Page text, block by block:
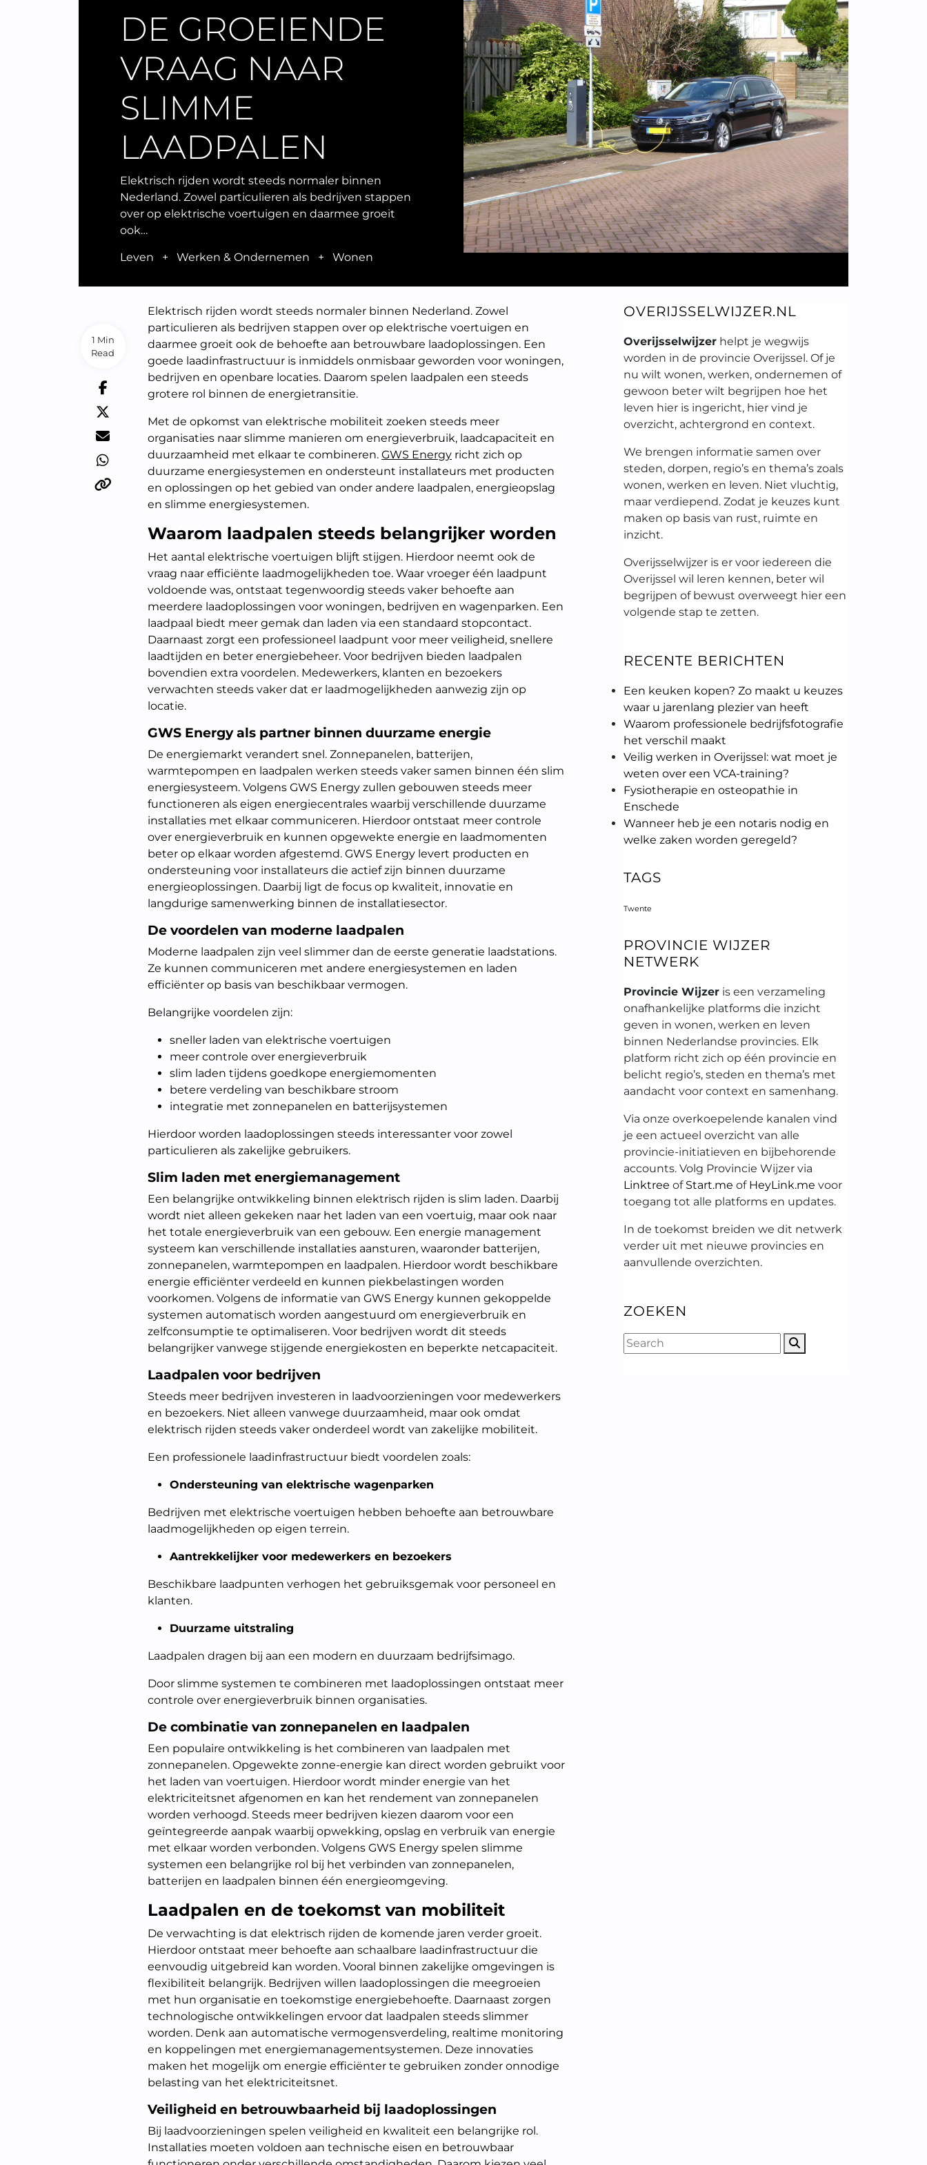
DE GROEIENDE
VRAAG NAAR
SLIMME
LAADPALEN
Elektrisch rijden wordt steeds normaler binnen
Nederland. Zowel particulieren als bedrijven stappen
over op elektrische voertuigen en daarmee groeit
ook…
Leven + Werken & Ondernemen + Wonen
1 Min
Read
Elektrisch rijden wordt steeds normaler binnen Nederland. Zowel
particulieren als bedrijven stappen over op elektrische voertuigen en
daarmee groeit ook de behoefte aan betrouwbare laadoplossingen. Een
goede laadinfrastructuur is inmiddels onmisbaar geworden voor woningen,
bedrijven en openbare locaties. Daarom spelen laadpalen een steeds
grotere rol binnen de energietransitie.
Met de opkomst van elektrische mobiliteit zoeken steeds meer
organisaties naar slimme manieren om energieverbruik, laadcapaciteit en
duurzaamheid met elkaar te combineren. GWS Energy richt zich op
duurzame energiesystemen en ondersteunt installateurs met producten
en oplossingen op het gebied van onder andere laadpalen, energieopslag
en slimme energiesystemen.
Waarom laadpalen steeds belangrijker worden
Het aantal elektrische voertuigen blijft stijgen. Hierdoor neemt ook de
vraag naar efficiënte laadmogelijkheden toe. Waar vroeger één laadpunt
voldoende was, ontstaat tegenwoordig steeds vaker behoefte aan
meerdere laadoplossingen voor woningen, bedrijven en wagenparken. Een
laadpaal biedt meer gemak dan laden via een standaard stopcontact.
Daarnaast zorgt een professioneel laadpunt voor meer veiligheid, snellere
laadtijden en beter energiebeheer. Voor bedrijven bieden laadpalen
bovendien extra voordelen. Medewerkers, klanten en bezoekers
verwachten steeds vaker dat er laadmogelijkheden aanwezig zijn op
locatie.
GWS Energy als partner binnen duurzame energie
De energiemarkt verandert snel. Zonnepanelen, batterijen,
warmtepompen en laadpalen werken steeds vaker samen binnen één slim
energiesysteem. Volgens GWS Energy zullen gebouwen steeds meer
functioneren als eigen energiecentrales waarbij verschillende duurzame
installaties met elkaar communiceren. Hierdoor ontstaat meer controle
over energieverbruik en kunnen opgewekte energie en laadmomenten
beter op elkaar worden afgestemd. GWS Energy levert producten en
ondersteuning voor installateurs die actief zijn binnen duurzame
energieoplossingen. Daarbij ligt de focus op kwaliteit, innovatie en
langdurige samenwerking binnen de installatiesector.
De voordelen van moderne laadpalen
Moderne laadpalen zijn veel slimmer dan de eerste generatie laadstations.
Ze kunnen communiceren met andere energiesystemen en laden
efficiënter op basis van beschikbaar vermogen.
Belangrijke voordelen zijn:
sneller laden van elektrische voertuigen
meer controle over energieverbruik
slim laden tijdens goedkope energiemomenten
betere verdeling van beschikbare stroom
integratie met zonnepanelen en batterijsystemen
Hierdoor worden laadoplossingen steeds interessanter voor zowel
particulieren als zakelijke gebruikers.
Slim laden met energiemanagement
Een belangrijke ontwikkeling binnen elektrisch rijden is slim laden. Daarbij
wordt niet alleen gekeken naar het laden van een voertuig, maar ook naar
het totale energieverbruik van een gebouw. Een energie management
systeem kan verschillende installaties aansturen, waaronder batterijen,
zonnepanelen, warmtepompen en laadpalen. Hierdoor wordt beschikbare
energie efficiënter verdeeld en kunnen piekbelastingen worden
voorkomen. Volgens de informatie van GWS Energy kunnen gekoppelde
systemen automatisch worden aangestuurd om energieverbruik en
zelfconsumptie te optimaliseren. Voor bedrijven wordt dit steeds
belangrijker vanwege stijgende energiekosten en beperkte netcapaciteit.
Laadpalen voor bedrijven
Steeds meer bedrijven investeren in laadvoorzieningen voor medewerkers
en bezoekers. Niet alleen vanwege duurzaamheid, maar ook omdat
elektrisch rijden steeds vaker onderdeel wordt van zakelijke mobiliteit.
Een professionele laadinfrastructuur biedt voordelen zoals:
Ondersteuning van elektrische wagenparken
Bedrijven met elektrische voertuigen hebben behoefte aan betrouwbare
laadmogelijkheden op eigen terrein.
Aantrekkelijker voor medewerkers en bezoekers
Beschikbare laadpunten verhogen het gebruiksgemak voor personeel en
klanten.
Duurzame uitstraling
Laadpalen dragen bij aan een modern en duurzaam bedrijfsimago.
Door slimme systemen te combineren met laadoplossingen ontstaat meer
controle over energieverbruik binnen organisaties.
De combinatie van zonnepanelen en laadpalen
Een populaire ontwikkeling is het combineren van laadpalen met
zonnepanelen. Opgewekte zonne-energie kan direct worden gebruikt voor
het laden van voertuigen. Hierdoor wordt minder energie van het
elektriciteitsnet afgenomen en kan het rendement van zonnepanelen
worden verhoogd. Steeds meer bedrijven kiezen daarom voor een
geïntegreerde aanpak waarbij opwekking, opslag en verbruik van energie
met elkaar worden verbonden. Volgens GWS Energy spelen slimme
systemen een belangrijke rol bij het verbinden van zonnepanelen,
batterijen en laadpalen binnen één energieomgeving.
Laadpalen en de toekomst van mobiliteit
De verwachting is dat elektrisch rijden de komende jaren verder groeit.
Hierdoor ontstaat meer behoefte aan schaalbare laadinfrastructuur die
eenvoudig uitgebreid kan worden. Vooral binnen zakelijke omgevingen is
flexibiliteit belangrijk. Bedrijven willen laadoplossingen die meegroeien
met hun organisatie en toekomstige energiebehoefte. Daarnaast zorgen
technologische ontwikkelingen ervoor dat laadpalen steeds slimmer
worden. Denk aan automatische vermogensverdeling, realtime monitoring
en koppelingen met energiemanagementsystemen. Deze innovaties
maken het mogelijk om energie efficiënter te gebruiken zonder onnodige
belasting van het elektriciteitsnet.
Veiligheid en betrouwbaarheid bij laadoplossingen
Bij laadvoorzieningen spelen veiligheid en kwaliteit een belangrijke rol.
Installaties moeten voldoen aan technische eisen en betrouwbaar
OVERIJSSELWIJZER.NL
Overijsselwijzer helpt je wegwijs
worden in de provincie Overijssel. Of je
nu wilt wonen, werken, ondernemen of
gewoon beter wilt begrijpen hoe het
leven hier is ingericht, hier vind je
overzicht, achtergrond en context.
We brengen informatie samen over
steden, dorpen, regio’s en thema’s zoals
wonen, werken en leven. Niet vluchtig,
maar verdiepend. Zodat je keuzes kunt
maken op basis van rust, ruimte en
inzicht.
Overijsselwijzer is er voor iedereen die
Overijssel wil leren kennen, beter wil
begrijpen of bewust overweegt hier een
volgende stap te zetten.
RECENTE BERICHTEN
Een keuken kopen? Zo maakt u keuzes
waar u jarenlang plezier van heeft
Waarom professionele bedrijfsfotografie
het verschil maakt
Veilig werken in Overijssel: wat moet je
weten over een VCA-training?
Fysiotherapie en osteopathie in
Enschede
Wanneer heb je een notaris nodig en
welke zaken worden geregeld?
TAGS
Twente
PROVINCIE WIJZER
NETWERK
Provincie Wijzer is een verzameling
onafhankelijke platforms die inzicht
geven in wonen, werken en leven
binnen Nederlandse provincies. Elk
platform richt zich op één provincie en
belicht regio’s, steden en thema’s met
aandacht voor context en samenhang.
Via onze overkoepelende kanalen vind
je een actueel overzicht van alle
provincie-initiatieven en bijbehorende
accounts. Volg Provincie Wijzer via
Linktree of Start.me of HeyLink.me voor
toegang tot alle platforms en updates.
In de toekomst breiden we dit netwerk
verder uit met nieuwe provincies en
aanvullende overzichten.
ZOEKEN